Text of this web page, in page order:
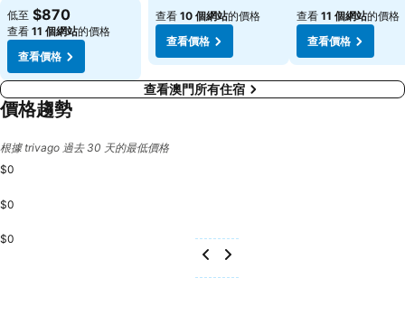
查看價格
低至 $870
查看 11 個網站的價格
查看價格
查看 10 個網站的價格
查看價格
查看 11 個網站的價格
查看價格
查看澳門所有住宿
價格趨勢
根據 trivago 過去 30 天的最低價格
$0
$0
$0